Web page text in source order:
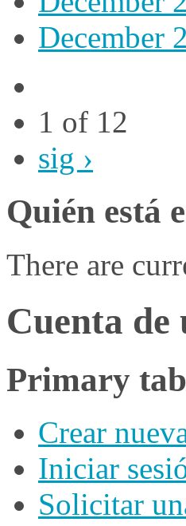
December
1 of 12
sig ›
Quién está
There are
Cuenta de
Primary
Crear
Iniciar
Solicitar